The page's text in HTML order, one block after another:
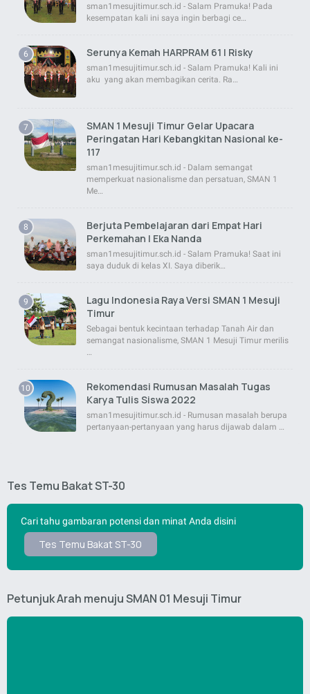
sman1mesujitimur.sch.id - Salam Pramuka! Pada
kesempatan kali ini saya ingin berbagi ce…
Serunya Kemah HARPRAM 61 | Risky
sman1mesujitimur.sch.id - Salam Pramuka! Kali ini
aku yang akan membagikan cerita. Ra…
SMAN 1 Mesuji Timur Gelar Upacara
Peringatan Hari Kebangkitan Nasional ke-
117
sman1mesujitimur.sch.id - Dalam semangat
memperkuat nasionalisme dan persatuan, SMAN 1
Me…
Berjuta Pembelajaran dari Empat Hari
Perkemahan | Eka Nanda
sman1mesujitimur.sch.id - Salam Pramuka! Saat ini
saya duduk di kelas XI. Saya diberik…
Lagu Indonesia Raya Versi SMAN 1 Mesuji
Timur
Sebagai bentuk kecintaan terhadap Tanah Air dan
semangat nasionalisme, SMAN 1 Mesuji Timur merilis
Rekomendasi Rumusan Masalah Tugas
Karya Tulis Siswa 2022
sman1mesujitimur.sch.id - Rumusan masalah berupa
pertanyaan-pertanyaan yang harus dijawab dalam …
Tes Temu Bakat ST-30
Cari tahu gambaran potensi dan minat Anda disini
Tes Temu Bakat ST-30
Petunjuk Arah menuju SMAN 01 Mesuji Timur